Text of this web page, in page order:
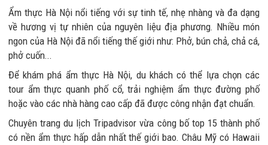
Ẩm thực Hà Nội nổi tiếng với sự tinh tế, nhẹ nhàng và đa dạng
về hương vị tự nhiên của nguyên liệu địa phương. Nhiều món
ngon của Hà Nội đã nổi tiếng thế giới như: Phở, bún chả, chả cá,
phở cuốn...
Để khám phá ẩm thực Hà Nội, du khách có thể lựa chọn các
tour ẩm thực quanh phố cổ, trải nghiệm ẩm thực đường phố
hoặc vào các nhà hàng cao cấp đã được công nhận đạt chuẩn.
Chuyên trang du lịch Tripadvisor vừa công bố top 15 thành phố
có nền ẩm thực hấp dẫn nhất thế giới bao. Châu Mỹ có Hawaii